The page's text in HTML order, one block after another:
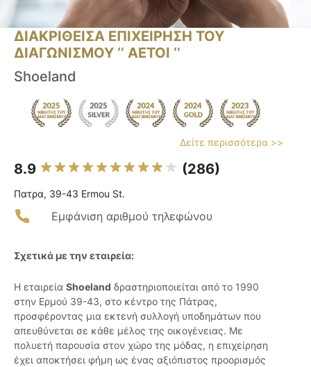
ΔΙΑΚΡΙΘΕΙΣΑ ΕΠΙΧΕΙΡΗΣΗ ΤΟΥ
ΔΙΑΓΩΝΙΣΜΟΥ ‘’ ΑΕΤΟΙ ‘’
Shoeland
Δείτε περισσότερα >>
8.9 (286)
Πατρα, 39-43 Ermou St.
Εμφάνιση αριθμού τηλεφώνου
Σχετικά με την εταιρεία:
Η εταιρεία Shoeland δραστηριοποιείται από το 1990
στην Ερμού 39-43, στο κέντρο της Πάτρας,
προσφέροντας μια εκτενή συλλογή υποδημάτων που
απευθύνεται σε κάθε μέλος της οικογένειας. Με
πολυετή παρουσία στον χώρο της μόδας, η επιχείρηση
έχει αποκτήσει φήμη ως ένας αξιόπιστος προορισμός